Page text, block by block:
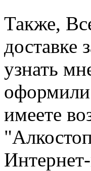
Также,
доставке
узнать
оформили
имеете